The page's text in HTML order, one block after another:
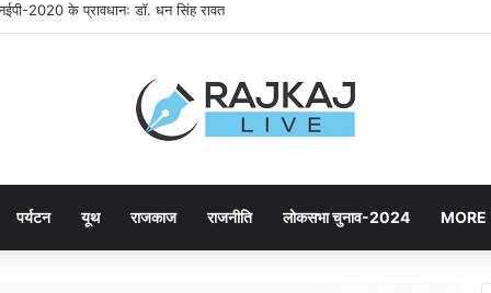
2020 के प्रावधानः डाॅ. धन सिंह रावत
पर्यटन यूथ राजकाज राजनीति लोकसभा चुनाव-2024 MORE